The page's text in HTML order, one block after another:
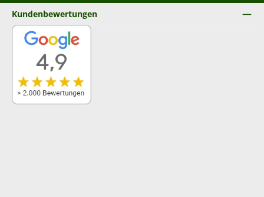
Kundenbewertungen